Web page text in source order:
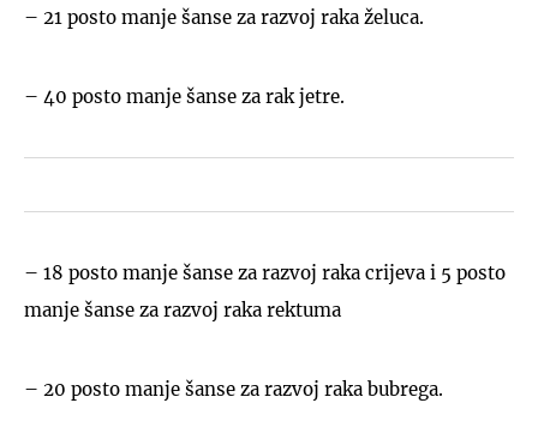
– 21 posto manje šanse za razvoj raka želuca.
– 40 posto manje šanse za rak jetre.
– 18 posto manje šanse za razvoj raka crijeva i 5 posto
manje šanse za razvoj raka rektuma
– 20 posto manje šanse za razvoj raka bubrega.